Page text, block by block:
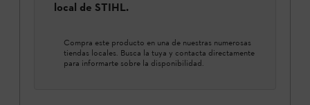
local de STIHL.
Compra este producto en una de nuestras numerosas
tiendas locales. Busca la tuya y contacta directamente
para informarte sobre la disponibilidad.